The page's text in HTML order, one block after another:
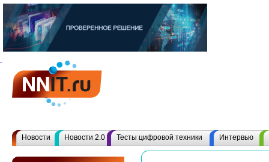
Новости Новости 2.0 Тесты цифровой техники Интервью